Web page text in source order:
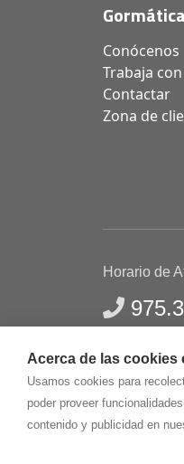
Acerca de las cookies
Usamos cookies para
poder proveer
contenido y publicidad en
Gormática
Conócenos
Trabaja
Contactar
Zona de
Horario de
Gormaz